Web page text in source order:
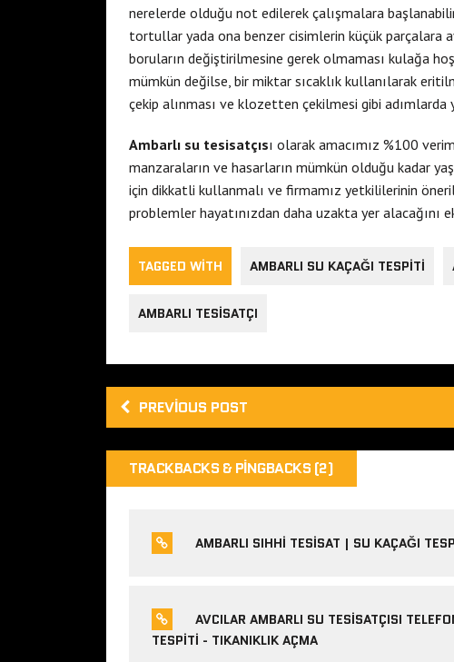
nerelerde olduğu not edilerek çalışmalara
tortullar yada ona benzer cisimlerin küçük parçalara
boruların değiştirilmesine gerek olmaması kulağa
mümkün değilse, bir miktar sıcaklık kullanılarak
çekip alınması ve klozetten çekilmesi gibi adımlarda
Ambarlı su tesisatçısı olarak amacımız %100
manzaraların ve hasarların mümkün olduğu kadar
için dikkatli kullanmalı ve firmamız yetkililerinin
problemler hayatınızdan daha uzakta yer alacağını
TAGGED WITH AMBARLI SU KAÇAĞI TESPITI
AMBARLI TESISATÇI
PREVIOUS POST
TRACKBACKS & PINGBACKS (2)
AMBARLI SIHHI TESISAT | SU KAÇAĞI
AVCILAR AMBARLI SU TESISATÇISI
TESPITI - TIKANIKLIK AÇMA